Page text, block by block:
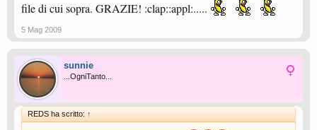
Zhang Yining vs Guo Yue
http://www.megaupload.com/?d=6Q4YXAE2
Finale:WANG Hao (CHN) vs WANG Liqin (CHN)
http://www.megaupload.com/?d=9Z69YQI0
file di cui sopra. GRAZIE! :clap::appl:.....
5 Mag 2009
sunnie
...OgniTanto...
REDS ha scritto: ↑